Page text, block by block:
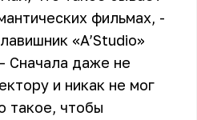
фильмах, -
«A’Studio»
Сначала даже не
и никак не мог
такое, чтобы